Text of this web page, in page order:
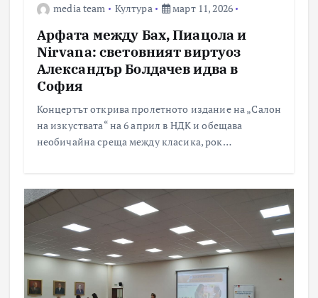
media team Култура март 11, 2026
Арфата между Бах, Пиацола и
Nirvana: световният виртуоз
Александър Болдачев идва в
София
Концертът открива пролетното издание на „Салон
на изкуствата“ на 6 април в НДК и обещава
необичайна среща между класика, рок…